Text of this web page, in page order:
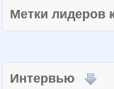
Метки
Интервью